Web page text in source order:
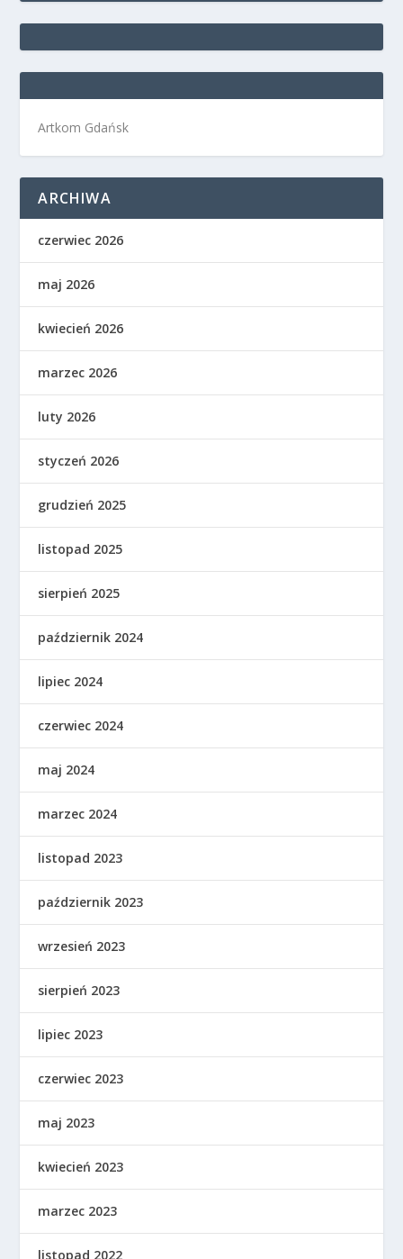
Artkom Gdańsk
ARCHIWA
czerwiec 2026
maj 2026
kwiecień 2026
marzec 2026
luty 2026
styczeń 2026
grudzień 2025
listopad 2025
sierpień 2025
październik 2024
lipiec 2024
czerwiec 2024
maj 2024
marzec 2024
listopad 2023
październik 2023
wrzesień 2023
sierpień 2023
lipiec 2023
czerwiec 2023
maj 2023
kwiecień 2023
marzec 2023
listopad 2022